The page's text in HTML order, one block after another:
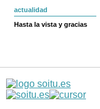
actualidad
Hasta la vista y gracias